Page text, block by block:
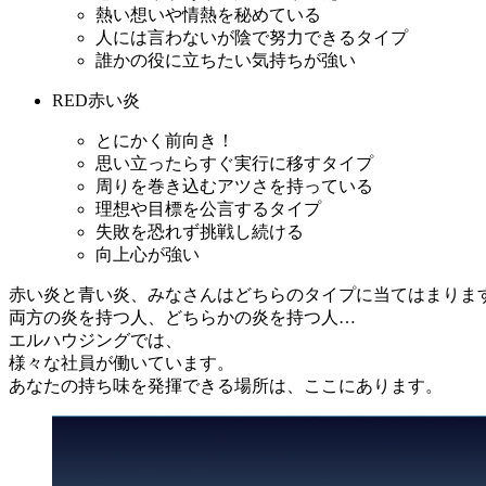
熱い想いや情熱を秘めている
人には言わないが陰で努力できるタイプ
誰かの役に立ちたい気持ちが強い
RED赤い炎
とにかく前向き！
思い立ったらすぐ実行に移すタイプ
周りを巻き込むアツさを持っている
理想や目標を公言するタイプ
失敗を恐れず挑戦し続ける
向上心が強い
赤い炎と青い炎、みなさんはどちらのタイプに当てはまりま
両方の炎を持つ人、どちらかの炎を持つ人…
エルハウジングでは、
様々な社員が働いています。
あなたの持ち味を発揮できる場所は、ここにあります。